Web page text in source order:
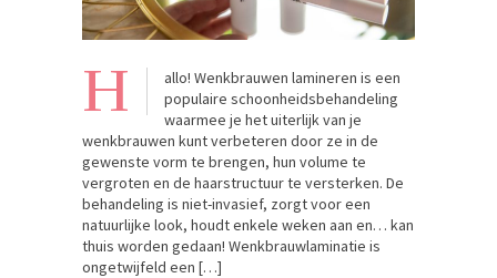
H
allo! Wenkbrauwen lamineren is een
populaire schoonheidsbehandeling
waarmee je het uiterlijk van je
wenkbrauwen kunt verbeteren door ze in de
gewenste vorm te brengen, hun volume te
vergroten en de haarstructuur te versterken. De
behandeling is niet-invasief, zorgt voor een
natuurlijke look, houdt enkele weken aan en… kan
thuis worden gedaan! Wenkbrauwlaminatie is
ongetwijfeld een […]